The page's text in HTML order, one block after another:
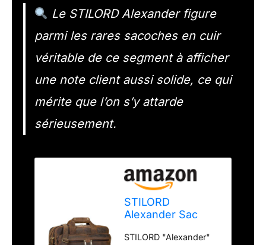
Le STILORD Alexander figure
parmi les rares sacoches en cuir
véritable de ce segment à afficher
une note client aussi solide, ce qui
mérite que l’on s’y attarde
sérieusement.
STILORD
Alexander Sac
Hommes Cuir
STILORD "Alexander"